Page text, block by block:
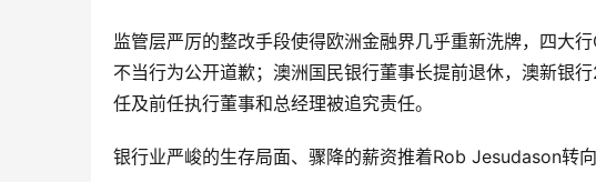
监管层严厉的整改手段使得欧洲金融界几乎重新洗牌，四大
不当行为公开道歉；澳洲国民银行董事长提前退休，澳新银
任及前任执行董事和总经理被追究责任。
银行业严峻的生存局面、骤降的薪资推着Rob Jesudason转向